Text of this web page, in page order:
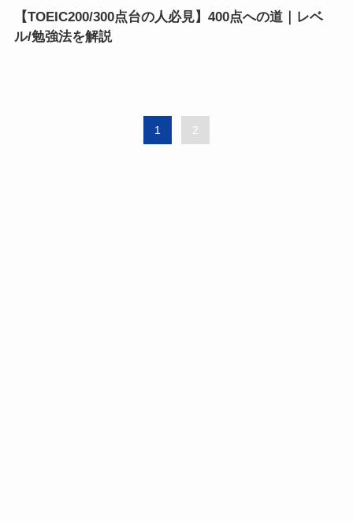
【TOEIC200/300点台の人必見】400点への道｜レベ
ル/勉強法を解説
1 2